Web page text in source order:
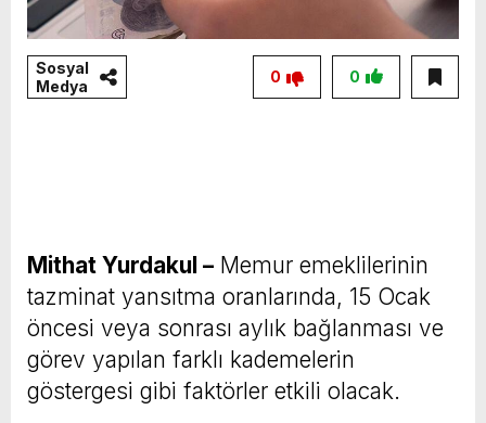
Sosyal
Medya
0
0
Mithat Yurdakul – Memur emeklilerinin
tazminat yansıtma oranlarında, 15 Ocak
öncesi veya sonrası aylık bağlanması ve
görev yapılan farklı kademelerin
göstergesi gibi faktörler etkili olacak.